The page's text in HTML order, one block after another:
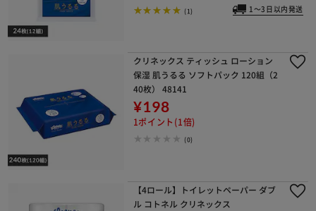
(1) 1～3日以内発送
クリネックス ティッシュ ローション
保湿 肌うるる ソフトパック 120組（2
40枚） 48141
¥198
1ポイント(1倍)
(0)
【4ロール】トイレットペーパー ダブ
ル コトネル クリネックス